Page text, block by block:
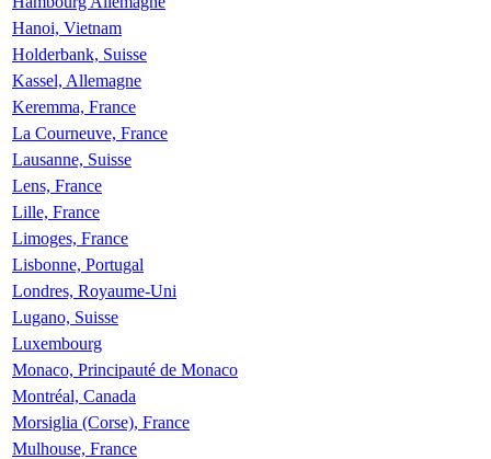
Hanoi, Vietnam
Holderbank, Suisse
Kassel, Allemagne
Keremma, France
La Courneuve, France
Lausanne, Suisse
Lens, France
Lille, France
Limoges, France
Lisbonne, Portugal
Londres, Royaume-Uni
Lugano, Suisse
Luxembourg
Monaco, Principauté de Monaco
Montréal, Canada
Morsiglia (Corse), France
Mulhouse, France